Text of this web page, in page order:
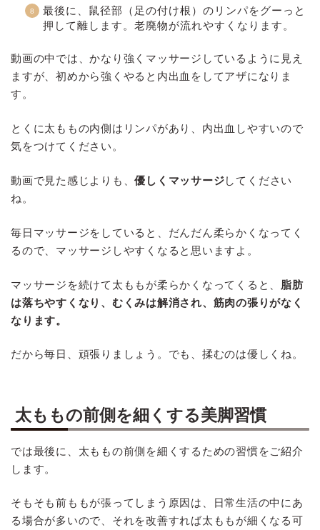
最後に、鼠径部（足の付け根）のリンパをグーっと
押して離します。老廃物が流れやすくなります。
動画の中では、かなり強くマッサージしているように見え
ますが、初めから強くやると内出血をしてアザになりま
す。
とくに太ももの内側はリンパがあり、内出血しやすいので
気をつけてください。
動画で見た感じよりも、優しくマッサージしてください
ね。
毎日マッサージをしていると、だんだん柔らかくなってく
るので、マッサージしやすくなると思いますよ。
マッサージを続けて太ももが柔らかくなってくると、 脂肪
は落ちやすくなり、むくみは解消され、筋肉の張りがなく
なります。
だから毎日、頑張りましょう。でも、揉むのは優しくね。
太ももの前側を細くする美脚習慣
では最後に、太ももの前側を細くするための習慣をご紹介
します。
そもそも前ももが張ってしまう原因は、日常生活の中にあ
る場合が多いので、それを改善すれば太ももが細くなる可